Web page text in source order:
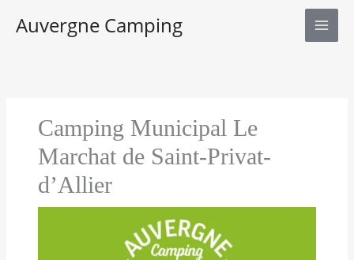
Auvergne Camping
Camping Municipal Le
Marchat de Saint-Privat-
d’Allier